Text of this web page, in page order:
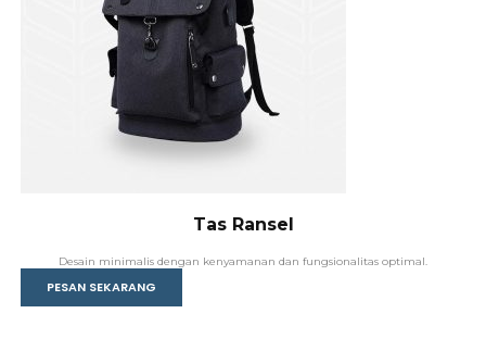
Tas Ransel
Desain minimalis dengan kenyamanan dan fungsionalitas optimal.
PESAN SEKARANG